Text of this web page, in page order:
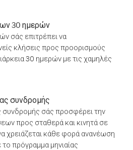
30 ημερών
σάς επιτρέπει να
κλήσεις προς προορισμούς
30 ημερών με τις χαμηλές
συνδρομής
συνδρομής σάς προσφέρει την
προς σταθερά και κινητά σε
χρειάζεται κάθε φορά ανανέωση
πρόγραμμα μηνιαίας